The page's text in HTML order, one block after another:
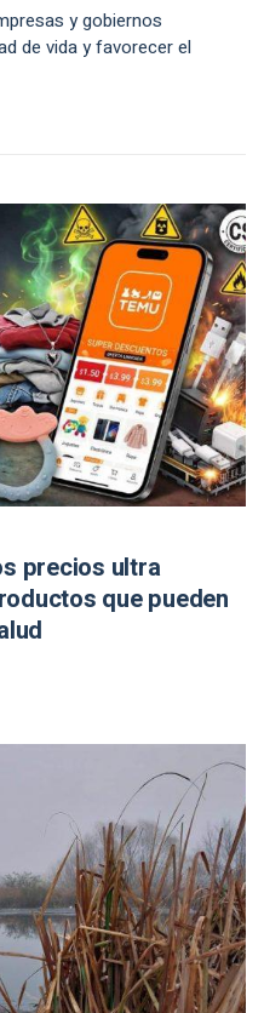
y gobiernos
de vida y favorecer el
precios ultra
que pueden